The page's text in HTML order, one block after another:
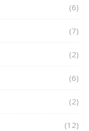
(6)
(7)
(2)
(6)
(2)
(12)